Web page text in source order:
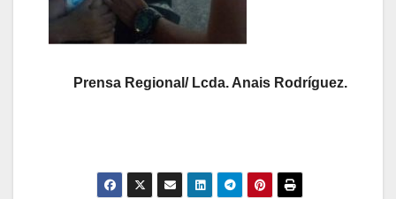
Prensa Regional/ Lcda. Anais Rodríguez.